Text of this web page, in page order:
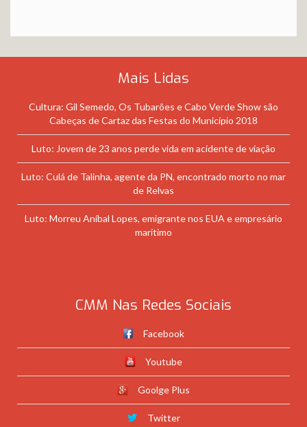
Mais Lidas
Cultura: Gil Semedo, Os Tubarões e Cabo Verde Show são
Cabeças de Cartaz das Festas do Município 2018
Luto: Jovem de 23 anos perde vida em acidente de viação
Luto: Culá de Talinha, agente da PN, encontrado morto no mar
de Relvas
Luto: Morreu Aníbal Lopes, emigrante nos EUA e empresário
marítimo
CMM Nas Redes Sociais
Facebook
Youtube
Goolge Plus
Twitter